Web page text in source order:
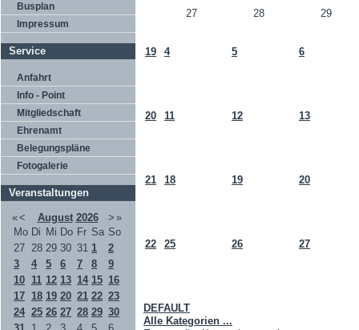
Busplan
Impressum
Service
Anfahrt
Info - Point
Mitgliedschaft
Ehrenamt
Belegungspläne
Fotogalerie
Veranstaltungen
«< August 2026 > »
Mo Di Mi Do Fr Sa So
27 28 29 30 31 1
2
3
4 5 6 7 8
9
10 11 12 13 14 15 16
17 18 19 20 21 22 23
24 25 26 27 28 29 30
27 28 29
19 4 5 6
20 11 12 13
21 18 19 20
22 25 26 27
DEFAULT
Alle Kategorien ...